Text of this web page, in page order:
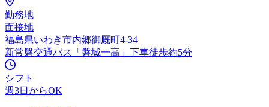
勤務地
面接地
福島県いわき市内郷御厩町4-34
新常磐交通バス「磐城一高」下車徒歩約5分
シフト
週3日からOK